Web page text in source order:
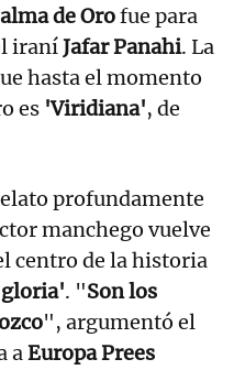
de Orofue para
iraníJafar Panahi. La
hasta el momento
es 'Viridiana', de
profundamente
manchego vuelve
centro de la historia
. "Son los
", argumentó el
aEuropa Prees